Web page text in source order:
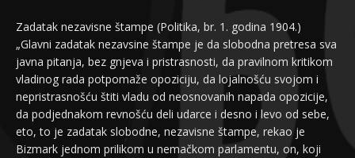
Zadatak nezavisne štampe (Politika, br. 1. godina 1904.)
„Glavni zadatak nezavsine štampe je da slobodna pretresa sva
javna pitanja, bez gnjeva i pristrasnosti, da pravilnom kritikom
vladinog rada potpomaže opoziciju, da lojalnošću svojom i
nepristrasnošću štiti vladu od neosnovanih napada opozicije,
da podjednakom revnošću deli udarce i desno i levo od sebe,
eto, to je zadatak slobodne, nezavisne štampe, rekao je
Bizmark jednom prilikom u nemačkom parlamentu, on, koji